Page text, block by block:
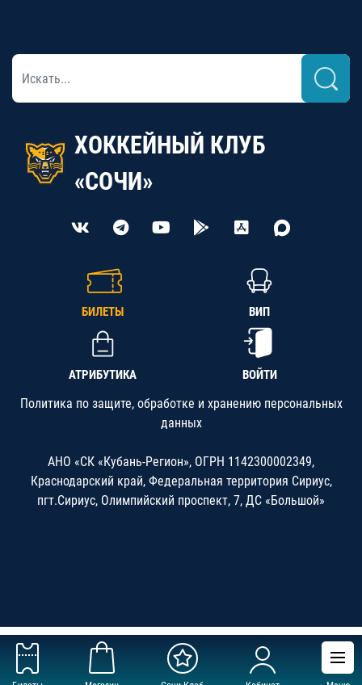
ХОККЕЙНЫЙ КЛУБ
«СОЧИ»
БИЛЕТЫ ВИП
АТРИБУТИКА ВОЙТИ
Политика по защите, обработке и хранению персональных
данных
АНО «СК «Кубань-Регион», ОГРН 1142300002349,
Краснодарский край, Федеральная территория Сириус,
пгт.Сириус, Олимпийский проспект, 7, ДС «Большой»